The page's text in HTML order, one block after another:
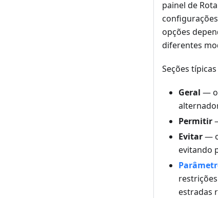
painel de
opções
diferentes
Seções
Geral —
Permitir
Evitar—
evitando
estradas